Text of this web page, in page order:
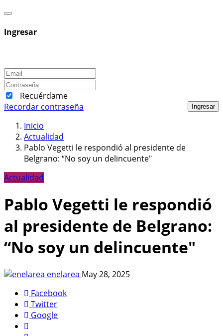
Ingresar
Recuérdame
Ingresar
Recordar contraseña
Inicio
Actualidad
Pablo Vegetti le respondió al presidente de
Belgrano: “No soy un delincuente"
Actualidad
Pablo Vegetti le respondió
al presidente de Belgrano:
“No soy un delincuente"
enelarea May 28, 2025
Facebook
Twitter
Google